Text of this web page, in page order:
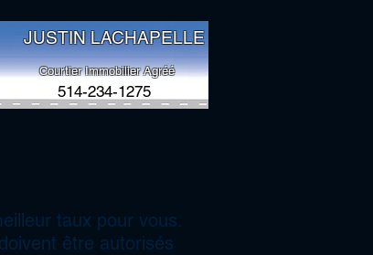
JUSTIN LACHAPELLE
Courtier Immobilier Agréé
514-234-1275
taux pour vous.
être autorisés